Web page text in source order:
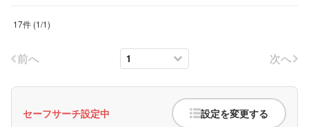
17件 (1/1)
前へ 次へ
セーフサーチ設定中 設定を変更する